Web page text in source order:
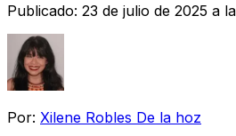
Publicado: 23 de julio de 2025 a
Por: Xilene Robles De la hoz